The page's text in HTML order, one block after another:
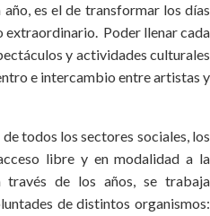
es el de transformar los días
extraordinario. Poder llenar cada
y actividades culturales
e intercambio entre artistas y
todos los sectores sociales, los
libre y en modalidad a la
de los años, se trabaja
de distintos organismos: